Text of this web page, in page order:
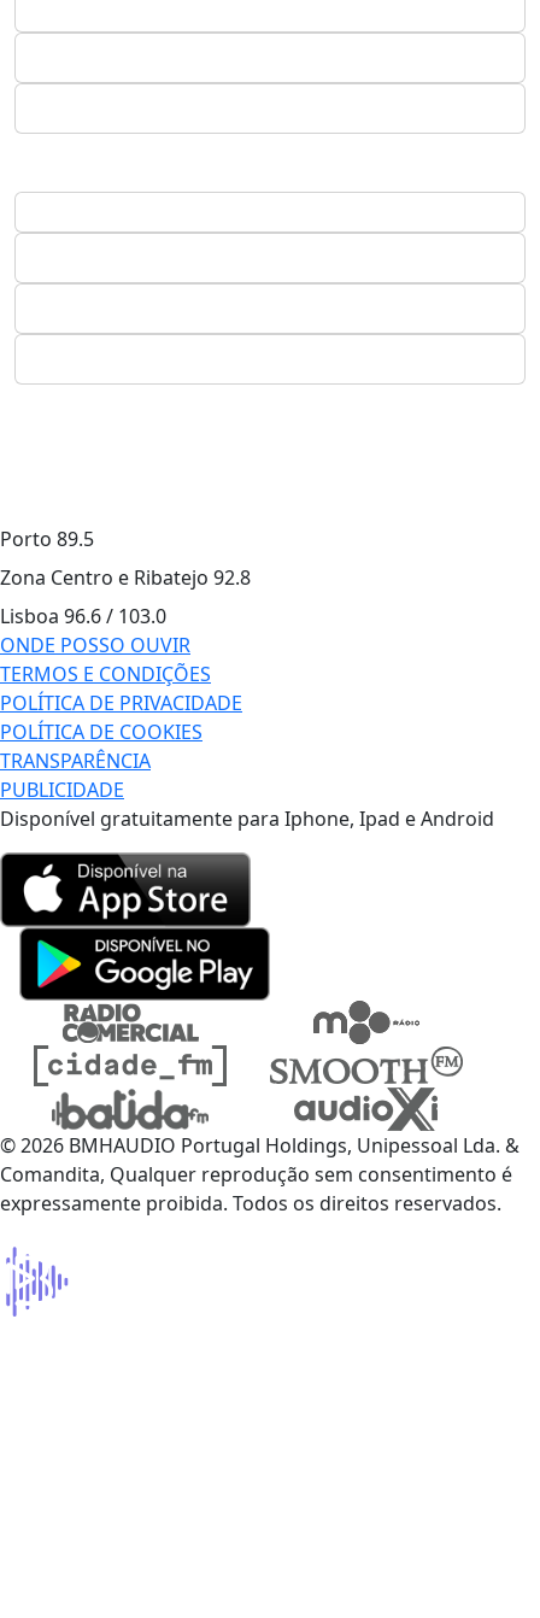
Porto 89.5
Zona Centro e Ribatejo 92.8
Lisboa 96.6 / 103.0
ONDE POSSO OUVIR
TERMOS E CONDIÇÕES
POLÍTICA DE PRIVACIDADE
POLÍTICA DE COOKIES
TRANSPARÊNCIA
PUBLICIDADE
Disponível gratuitamente para Iphone, Ipad e Android
© 2026 BMHAUDIO Portugal Holdings, Unipessoal Lda. &
Comandita, Qualquer reprodução sem consentimento é
expressamente proibida. Todos os direitos reservados.